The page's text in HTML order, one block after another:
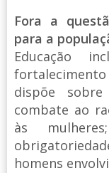
Fora a
para a
Educação
dispõe
combate ao
às
homens